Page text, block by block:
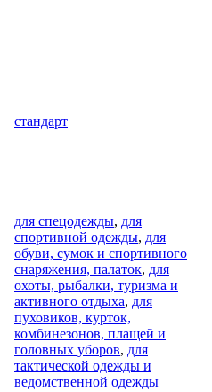
стандарт
для спецодежды, для
спортивной одежды, для
обуви, сумок и спортивного
снаряжения, палаток, для
охоты, рыбалки, туризма и
активного отдыха, для
пуховиков, курток,
комбинезонов, плащей и
головных уборов, для
тактической одежды и
ведомственной одежды